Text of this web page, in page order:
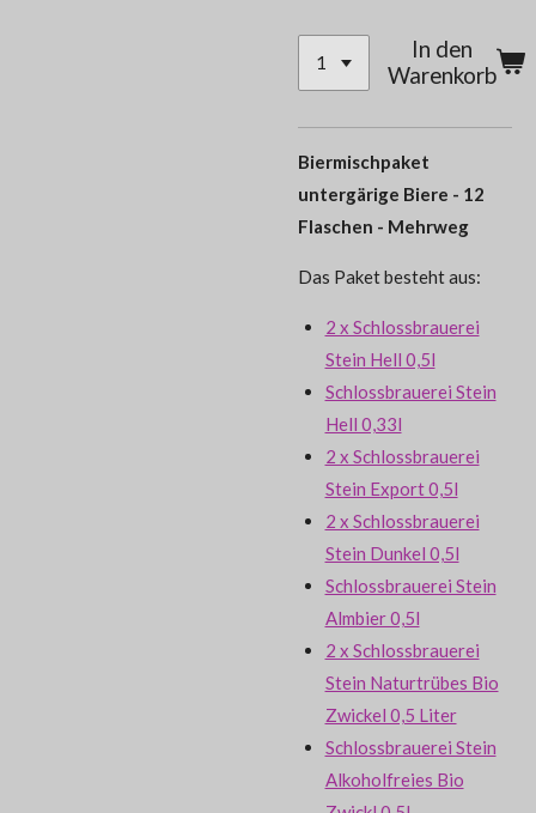
In den
Warenkorb
Biermischpaket
untergärige Biere - 12
Flaschen - Mehrweg
Das Paket besteht aus:
2 x Schlossbrauerei
Stein Hell 0,5l
Schlossbrauerei Stein
Hell 0,33l
2 x Schlossbrauerei
Stein Export 0,5l
2 x Schlossbrauerei
Stein Dunkel 0,5l
Schlossbrauerei Stein
Almbier 0,5l
2 x Schlossbrauerei
Stein Naturtrübes Bio
Zwickel 0,5 Liter
Schlossbrauerei Stein
Alkoholfreies Bio